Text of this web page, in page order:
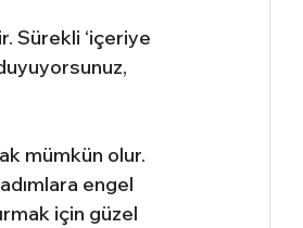
Sürekli ‘içeriye
mümkün olur.
engel
için güzel